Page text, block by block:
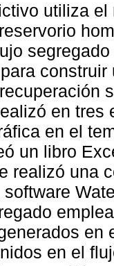
utiliza el
en tres
en el
un libro
realizó una
en
en el